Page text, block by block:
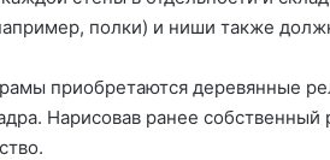
полки) и ниши также
приобретаются деревянные
Нарисовав ранее собственный